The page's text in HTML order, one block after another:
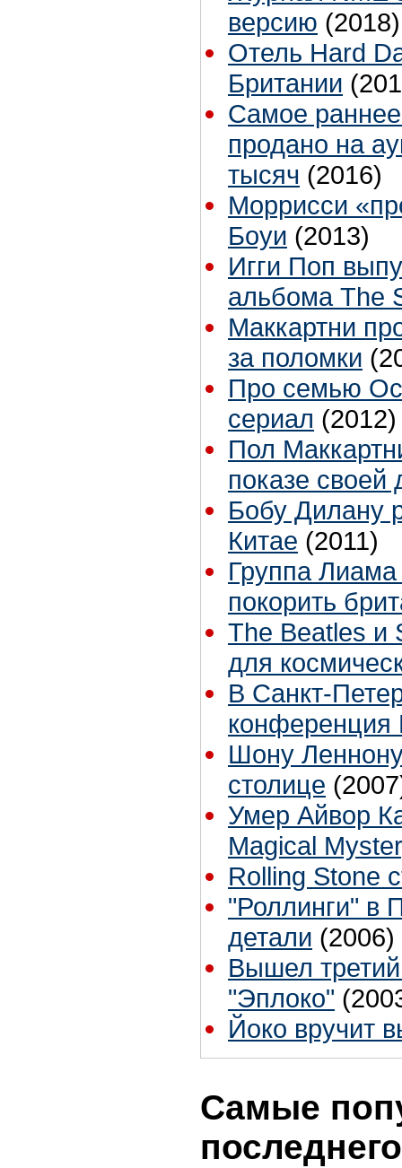
версию (2018)
Отель Hard
Британии
Самое
продано на
тысяч (2016)
Моррисси
Боуи (2013)
Игги Поп
альбома The
Маккартни
за поломки
Про семью
сериал (2012)
Пол
показе своей
Бобу Дилану
Китае (2011)
Группа
покорить
The Beatles и
для
В Санкт-
Шону
столице
Умер Айвор
Magical
Rolling Stone
"Роллинги" в
детали (2006)
Вышел
"Эплоко"
Йоко вручит
Самые